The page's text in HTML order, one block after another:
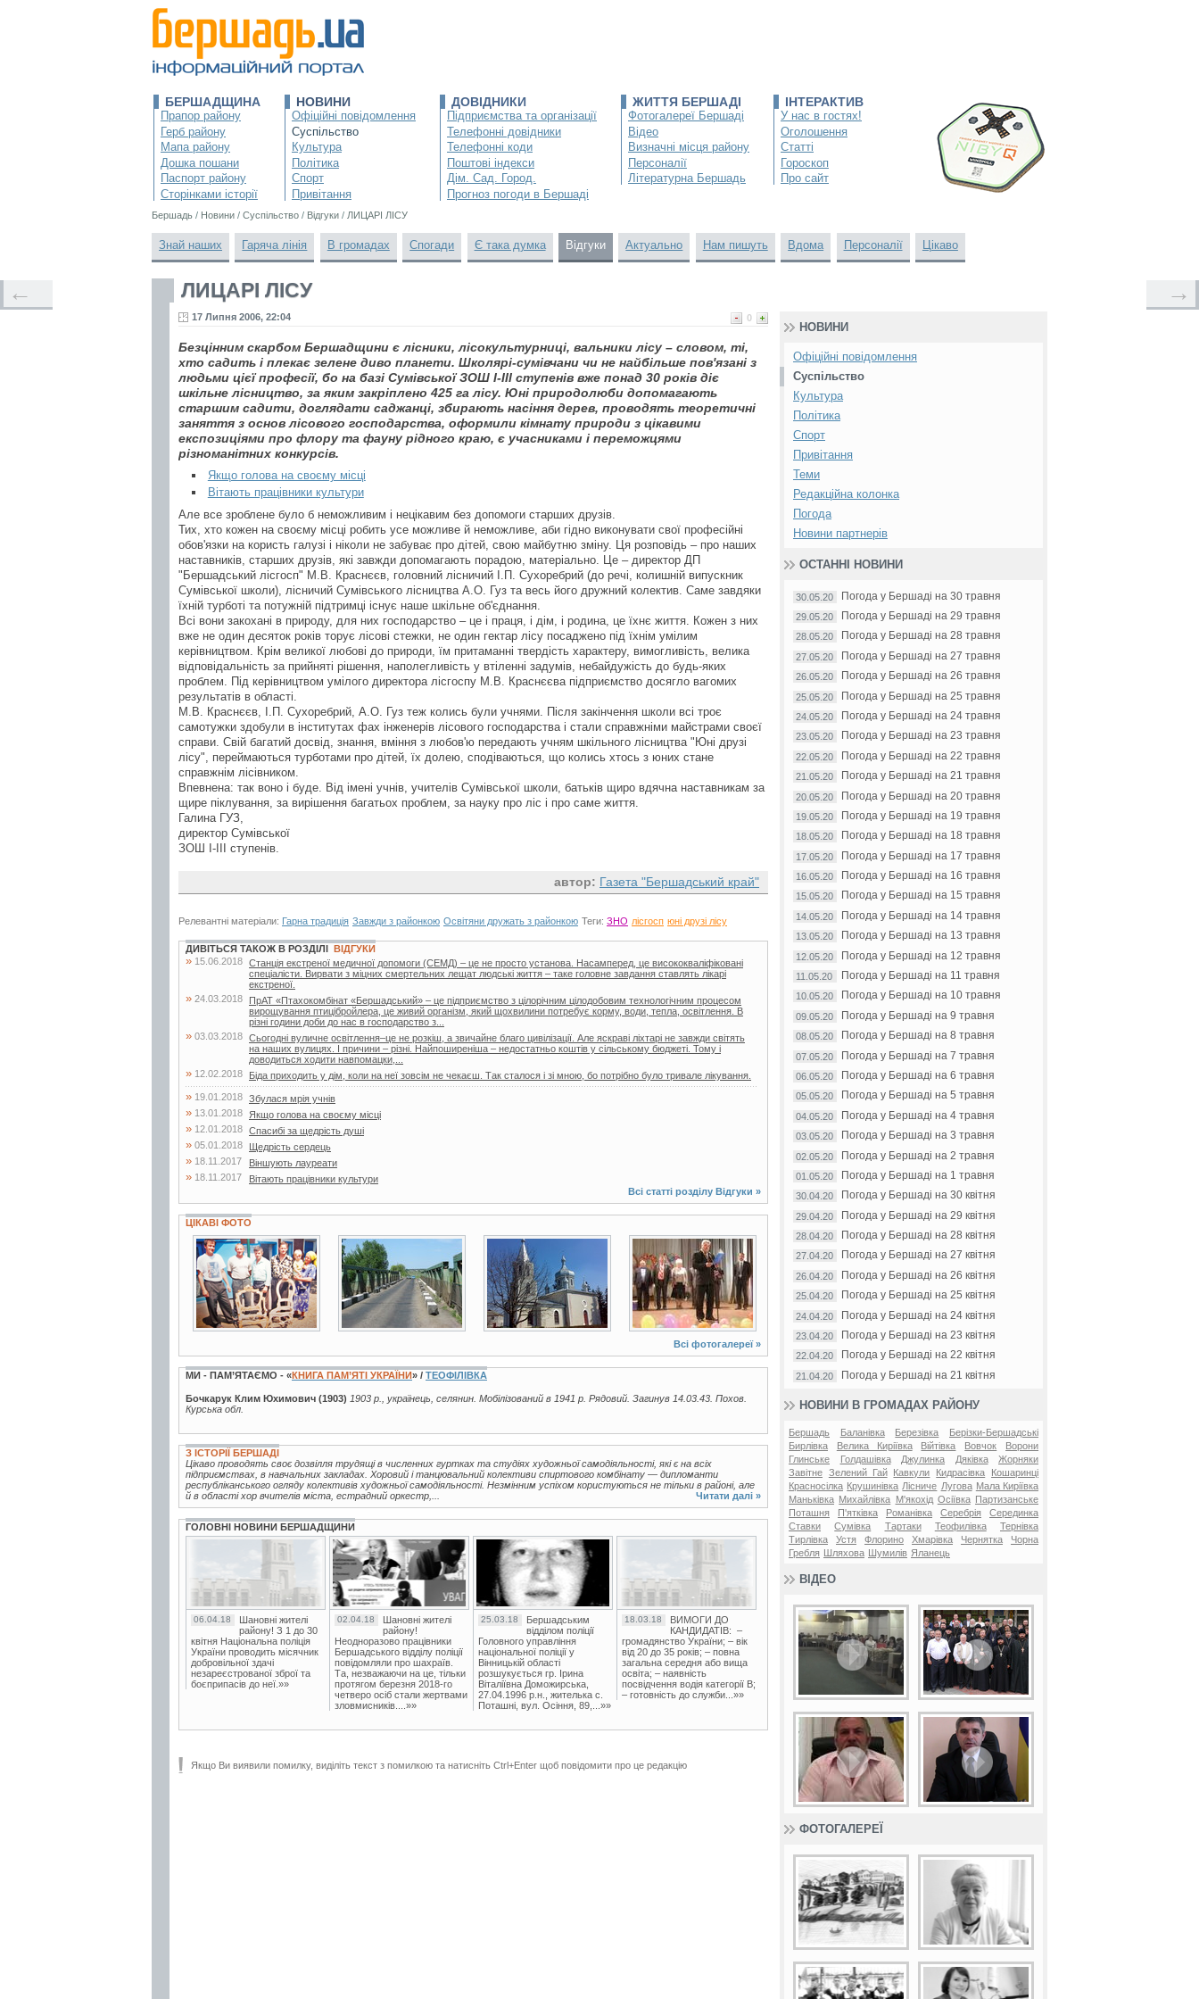
БЕРШАДЩИНА
Прапор району
Герб району
Мапа району
Дошка пошани
Паспорт району
Сторінками історії
НОВИНИ
Офіційні повідомлення
Суспільство
Культура
Політика
Спорт
Привітання
ДОВІДНИКИ
Підприємства та організації
Телефонні довідники
Телефонні коди
Поштові індекси
Дім. Сад. Город.
Прогноз погоди в Бершаді
ЖИТТЯ БЕРШАДІ
Фотогалереї Бершаді
Відео
Визначні місця району
Персоналії
Літературна Бершадь
ІНТЕРАКТИВ
У нас в гостях!
Оголошення
Статті
Гороскоп
Про сайт
Бершадь / Новини / Суспільство / Відгуки / ЛИЦАРІ ЛІСУ
Знай наших Гаряча лінія В громадах Спогади Є така думка Відгуки Актуально Нам пишуть Вдома Персоналії Цікаво
ЛИЦАРІ ЛІСУ
0
17 Липня 2006, 22:04
Безцінним скарбом Бершадщини є лісники, лісокультурниці, вальники лісу – словом, ті,
хто садить і плекає зелене диво планети. Школярі-сумівчани чи не найбільше пов'язані з
людьми цієї професії, бо на базі Сумівської ЗОШ І-ІІІ ступенів вже понад 30 років діє
шкільне лісництво, за яким закріплено 425 га лісу. Юні природолюби допомагають
старшим садити, доглядати саджанці, збирають насіння дерев, проводять теоретичні
заняття з основ лісового господарства, оформили кімнату природи з цікавими
експозиціями про флору та фауну рідного краю, є учасниками і переможцями
різноманітних конкурсів.
Якщо голова на своєму місці
Вітають працівники культури
Але все зроблене було б неможливим і нецікавим без допомоги старших друзів.
Тих, хто кожен на своєму місці робить усе можливе й неможливе, аби гідно виконувати свої професійні
обов'язки на користь галузі і ніколи не забуває про дітей, свою майбутню зміну. Ця розповідь – про наших
наставників, старших друзів, які завжди допомагають порадою, матеріально. Це – директор ДП
"Бершадський лісгосп" М.В. Краснєєв, головний лісничий І.П. Сухоребрий (до речі, колишній випускник
Сумівської школи), лісничий Сумівського лісництва А.О. Гуз та весь його дружний колектив. Саме завдяки
їхній турботі та потужній підтримці існує наше шкільне об'єднання.
Всі вони закохані в природу, для них господарство – це і праця, і дім, і родина, це їхнє життя. Кожен з них
вже не один десяток років торує лісові стежки, не один гектар лісу посаджено під їхнім умілим
керівництвом. Крім великої любові до природи, їм притаманні твердість характеру, вимогливість, велика
відповідальність за прийняті рішення, наполегливість у втіленні задумів, небайдужість до будь-яких
проблем. Під керівництвом умілого директора лісгоспу М.В. Краснєєва підприємство досягло вагомих
результатів в області.
М.В. Краснєєв, І.П. Сухоребрий, А.О. Гуз теж колись були учнями. Після закінчення школи всі троє
самотужки здобули в інститутах фах інженерів лісового господарства і стали справжніми майстрами своєї
справи. Свій багатий досвід, знання, вміння з любов'ю передають учням шкільного лісництва "Юні друзі
лісу", переймаються турботами про дітей, їх долею, сподіваються, що колись хтось з юних стане
справжнім лісівником.
Впевнена: так воно і буде. Від імені учнів, учителів Сумівської школи, батьків щиро вдячна наставникам за
щире піклування, за вирішення багатьох проблем, за науку про ліс і про саме життя.
Галина ГУЗ,
директор Сумівської
ЗОШ І-ІІІ ступенів.
автор: Газета "Бершадський край"
Релевантні матеріали: Гарна традиція Завжди з районкою Освітяни дружать з районкою Теги: ЗНО лісгосп юні друзі лісу
← →
ДИВІТЬСЯ ТАКОЖ В РОЗДІЛІ ВІДГУКИ
» 15.06.2018 Станція екстреної медичної допомоги (СЕМД) – це не просто установа. Насамперед, це висококваліфіковані
спеціалісти. Вирвати з міцних смертельних лещат людські життя – таке головне завдання ставлять лікарі
екстреної.
» 24.03.2018
ПрАТ «Птахокомбінат «Бершадський» – це підприємство з цілорічним цілодобовим технологічним процесом
вирощування птицібройлера, це живий організм, який щохвилини потребує корму, води, тепла, освітлення. В
різні години доби до нас в господарство з...
» 03.03.2018 Сьогодні вуличне освітлення–це не розкіш, а звичайне благо цивілізації. Але яскраві ліхтарі не завжди світять
на наших вулицях. І причини – різні. Найпоширеніша – недостатньо коштів у сільському бюджеті. Тому і
доводиться ходити навпомацки,...
» 12.02.2018 Біда приходить у дім, коли на неї зовсім не чекаєш. Так сталося і зі мною, бо потрібно було тривале лікування.
» 19.01.2018 Збулася мрія учнів
» 13.01.2018 Якщо голова на своєму місці
» 12.01.2018 Спасибі за щедрість душі
» 05.01.2018 Щедрість сердець
» 18.11.2017 Віншують лауреати
» 18.11.2017
Вітають працівники культури
Всі статті розділу Відгуки »
ЦІКАВІ ФОТО
5 фото 18 фото 3 фото
Всі фотогалереї »
МИ - ПАМ’ЯТАЄМО - «КНИГА ПАМ’ЯТІ УКРАЇНИ» / ТЕОФІЛІВКА
Бочкарук Клим Юхимович (1903) 1903 р., українець, селянин. Мобілізований в 1941 р. Рядовий. Загинув 14.03.43. Похов.
Курська обл.
З ІСТОРІЇ БЕРШАДІ
Цікаво проводять своє дозвілля трудящі в численних гуртках та студіях художньої самодіяльності, які є на всіх
підприємствах, в навчальних закладах. Хоровий і танцювальний колективи спиртового комбінату — дипломанти
республіканського огляду колективів художньої самодіяльності. Незмінним успіхом користуються не тільки в районі, але
й в області хор вчителів міста, естрадний оркестр,...
Читати далі »
ГОЛОВНІ НОВИНИ БЕРШАДЩИНИ
06.04.18
Шановні жителі
району! З 1 до 30
квітня Національна поліція
України проводить місячник
добровільної здачі
незареєстрованої зброї та
боєприпасів до неї.»»
02.04.18
Шановні жителі
району!
Неодноразово працівники
Бершадського відділу поліції
повідомляли про шахраїв.
Та, незважаючи на це, тільки
протягом березня 2018-го
четверо осіб стали жертвами
зловмисників....»»
25.03.18
Бершадським
відділом поліції
Головного управління
національної поліції у
Вінницькій області
розшукується гр. Ірина
Віталіївна Доможирська,
27.04.1996 р.н., жителька с.
Поташні, вул. Осіння, 89,...»»
18.03.18
ВИМОГИ ДО
КАНДИДАТІВ: –
громадянство України; – вік
від 20 до 35 років; – повна
загальна середня або вища
освіта; – наявність
посвідчення водія категорії В;
– готовність до служби...»»
Якщо Ви виявили помилку, виділіть текст з помилкою та натисніть Ctrl+Enter щоб повідомити про це редакцію
НОВИНИ
Офіційні повідомлення
Суспільство
Культура
Політика
Спорт
Привітання
Теми
Редакційна колонка
Погода
Новини партнерів
ОСТАННІ НОВИНИ
30.05.20 Погода у Бершаді на 30 травня
29.05.20 Погода у Бершаді на 29 травня
28.05.20 Погода у Бершаді на 28 травня
27.05.20 Погода у Бершаді на 27 травня
26.05.20 Погода у Бершаді на 26 травня
25.05.20 Погода у Бершаді на 25 травня
24.05.20 Погода у Бершаді на 24 травня
23.05.20 Погода у Бершаді на 23 травня
22.05.20 Погода у Бершаді на 22 травня
21.05.20 Погода у Бершаді на 21 травня
20.05.20 Погода у Бершаді на 20 травня
19.05.20 Погода у Бершаді на 19 травня
18.05.20 Погода у Бершаді на 18 травня
17.05.20 Погода у Бершаді на 17 травня
16.05.20 Погода у Бершаді на 16 травня
15.05.20 Погода у Бершаді на 15 травня
14.05.20 Погода у Бершаді на 14 травня
13.05.20 Погода у Бершаді на 13 травня
12.05.20 Погода у Бершаді на 12 травня
11.05.20 Погода у Бершаді на 11 травня
10.05.20 Погода у Бершаді на 10 травня
09.05.20 Погода у Бершаді на 9 травня
08.05.20 Погода у Бершаді на 8 травня
07.05.20 Погода у Бершаді на 7 травня
06.05.20 Погода у Бершаді на 6 травня
05.05.20 Погода у Бершаді на 5 травня
04.05.20 Погода у Бершаді на 4 травня
03.05.20 Погода у Бершаді на 3 травня
02.05.20 Погода у Бершаді на 2 травня
01.05.20 Погода у Бершаді на 1 травня
30.04.20 Погода у Бершаді на 30 квітня
29.04.20 Погода у Бершаді на 29 квітня
28.04.20 Погода у Бершаді на 28 квітня
27.04.20 Погода у Бершаді на 27 квітня
26.04.20 Погода у Бершаді на 26 квітня
25.04.20 Погода у Бершаді на 25 квітня
24.04.20 Погода у Бершаді на 24 квітня
23.04.20 Погода у Бершаді на 23 квітня
22.04.20 Погода у Бершаді на 22 квітня
21.04.20 Погода у Бершаді на 21 квітня
НОВИНИ В ГРОМАДАХ РАЙОНУ
Бершадь Баланівка Березівка
Берізки-Бершадські
Бирлівка
Велика Киріївка Війтівка Вовчок
Ворони
Глинське
Голдашівка Джулинка Дяківка
Жорняки
Завітне Зелений Гай Кавкули Кидрасівка
Кошаринці
Красносілка Крушинівка Лісниче Лугова Мала Киріївка
Маньківка Михайлівка М'якохід Осіївка
Партизанське
Поташня
П'ятківка Романівка Серебрія
Серединка
Ставки
Сумівка Тартаки Теофилівка
Тернівка
Тирлівка
Устя Флорино Хмарівка Чернятка
Чорна
Гребля
Шляхова Шумилів Яланець
ВІДЕО
ФОТОГАЛЕРЕЇ